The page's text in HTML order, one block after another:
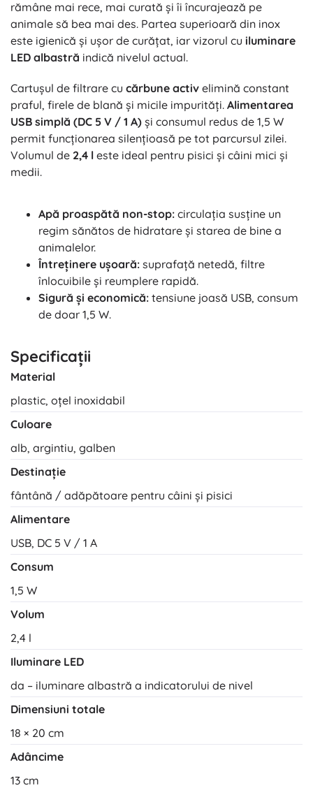
rămâne mai rece, mai curată și îi încurajează pe
animale să bea mai des. Partea superioară din inox
este igienică și ușor de curățat, iar vizorul cu iluminare
LED albastră indică nivelul actual.
Cartușul de filtrare cu cărbune activ elimină constant
praful, firele de blană și micile impurități. Alimentarea
USB simplă (DC 5 V / 1 A) și consumul redus de 1,5 W
permit funcționarea silențioasă pe tot parcursul zilei.
Volumul de 2,4 l este ideal pentru pisici și câini mici și
medii.
Apă proaspătă non-stop: circulația susține un
regim sănătos de hidratare și starea de bine a
animalelor.
Întreținere ușoară: suprafață netedă, filtre
înlocuibile și reumplere rapidă.
Sigură și economică: tensiune joasă USB, consum
de doar 1,5 W.
Specificații
Material
plastic, oțel inoxidabil
Culoare
alb, argintiu, galben
Destinație
fântână / adăpătoare pentru câini și pisici
Alimentare
USB, DC 5 V / 1 A
Consum
1,5 W
Volum
2,4 l
Iluminare LED
da – iluminare albastră a indicatorului de nivel
Dimensiuni totale
18 × 20 cm
Adâncime
13 cm